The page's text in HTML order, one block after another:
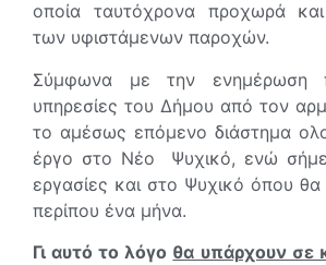
οποία ταυτόχρονα προχωρά
των υφιστάμενων παροχών.
Σύμφωνα με την ενημέρωση
υπηρεσίες του Δήμου από τον
το αμέσως επόμενο διάστημα
έργο στο Νέο Ψυχικό, ενώ
εργασίες και στο Ψυχικό όπου θα
περίπου ένα μήνα.
Γι αυτό το λόγο θα υπάρχουν σε